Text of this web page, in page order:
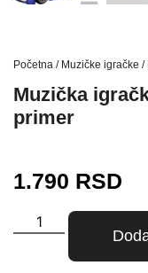
Početna / Muzičke igračke /
Muzička
primer
1.790 RSD